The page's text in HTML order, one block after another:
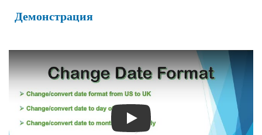
Демонстрация
Play